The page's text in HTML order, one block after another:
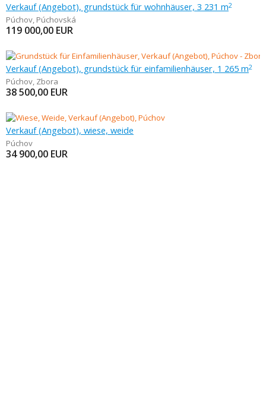
Verkauf (Angebot), grundstück für wohnhäuser, 3 231 m2
Púchov, Púchovská
119 000,00 EUR
Verkauf (Angebot), grundstück für einfamilienhäuser, 1 265 m2
Púchov, Zbora
38 500,00 EUR
Verkauf (Angebot), wiese, weide
Púchov
34 900,00 EUR